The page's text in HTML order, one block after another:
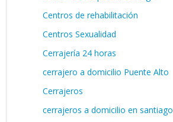
Centros de rehabilitación
Centros Sexualidad
Cerrajería 24 horas
cerrajero a domicilio Puente Alto
Cerrajeros
cerrajeros a domicilio en santiago